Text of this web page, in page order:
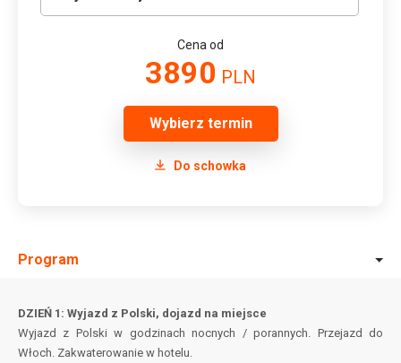
Cena od
3890 PLN
Wybierz termin
Do schowka
Program
DZIEŃ 1: Wyjazd z Polski, dojazd na miejsce
Wyjazd z Polski w godzinach nocnych / porannych. Przejazd do
Włoch. Zakwaterowanie w hotelu.